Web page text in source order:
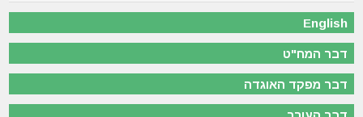
English
דבר המח"ט
דבר מפקד האוגדה